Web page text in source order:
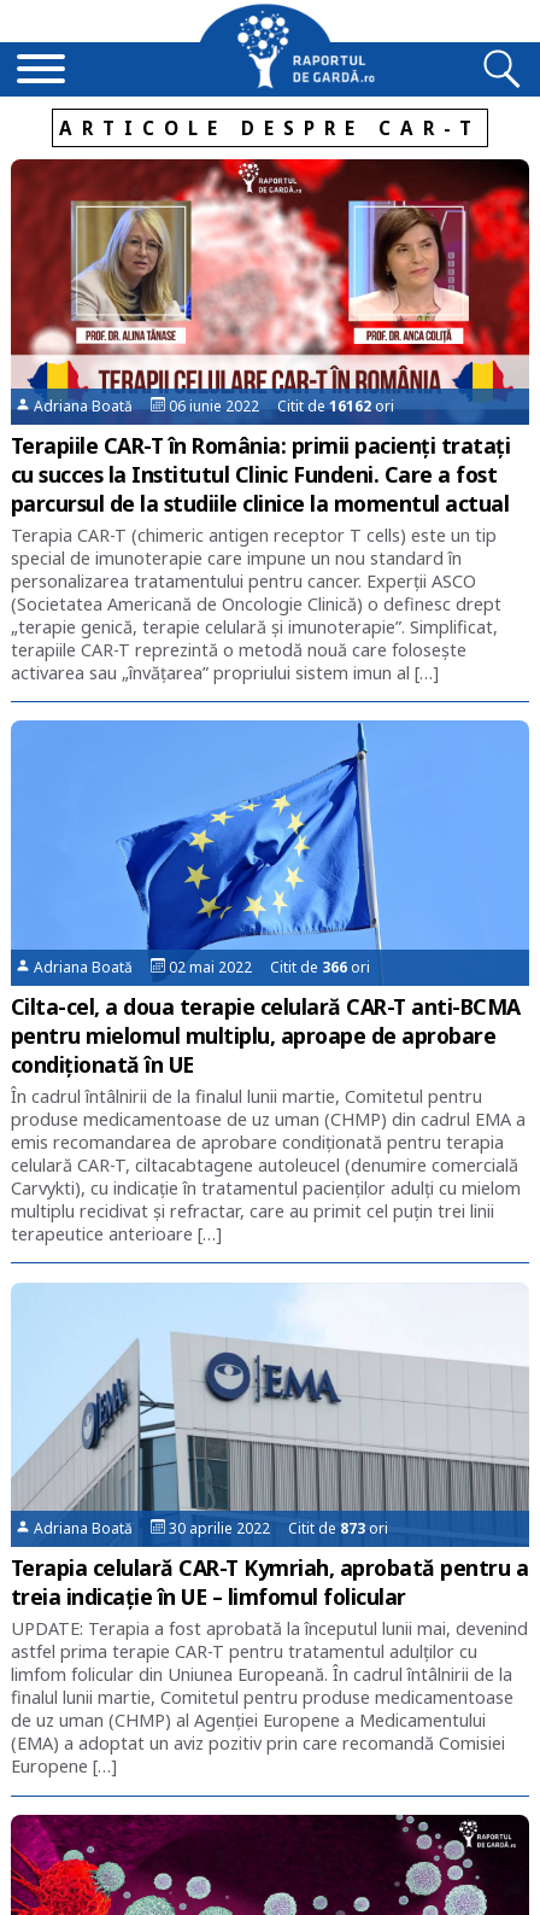
ARTICOLE DESPRE CAR-T
Adriana Boată 06 iunie 2022 Citit de16162ori
Terapiile CAR-T în România: primii pacienți tratați
cu succes la Institutul Clinic Fundeni. Care a fost
parcursul de la studiile clinice la momentul actual
Terapia CAR-T (chimeric antigen receptor T cells) este un tip
special de imunoterapie care impune un nou standard în
personalizarea tratamentului pentru cancer. Experții ASCO
(Societatea Americană de Oncologie Clinică) o definesc drept
„terapie genică, terapie celulară și imunoterapie”. Simplificat,
terapiile CAR-T reprezintă o metodă nouă care folosește
activarea sau „învățarea” propriului sistem imun al […]
Adriana Boată 02 mai 2022 Citit de 366ori
Cilta-cel, a doua terapie celulară CAR-T anti-BCMA
pentru mielomul multiplu, aproape de aprobare
condiționată în UE
În cadrul întâlnirii de la finalul lunii martie, Comitetul pentru
produse medicamentoase de uz uman (CHMP) din cadrul EMA a
emis recomandarea de aprobare condiționată pentru terapia
celulară CAR-T, ciltacabtagene autoleucel (denumire comercială
Carvykti), cu indicație în tratamentul pacienților adulți cu mielom
multiplu recidivat și refractar, care au primit cel puțin trei linii
terapeutice anterioare […]
Adriana Boată 30 aprilie 2022 Citit de 873ori
Terapia celulară CAR-T Kymriah, aprobată pentru a
treia indicație în UE – limfomul folicular
UPDATE: Terapia a fost aprobată la începutul lunii mai, devenind
astfel prima terapie CAR-T pentru tratamentul adulților cu
limfom folicular din Uniunea Europeană. În cadrul întâlnirii de la
finalul lunii martie, Comitetul pentru produse medicamentoase
de uz uman (CHMP) al Agenției Europene a Medicamentului
(EMA) a adoptat un aviz pozitiv prin care recomandă Comisiei
Europene […]